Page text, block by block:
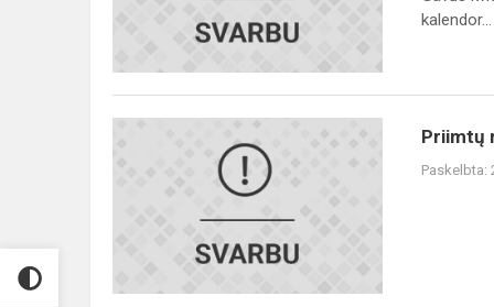
kalendor...
Priimtų
Paskelbta: